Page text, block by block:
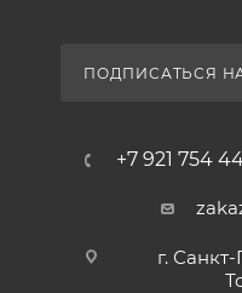
ПОДПИСАТЬСЯ
+7 921 754
г.